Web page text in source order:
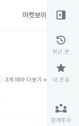
마켓보이스
3개 테마 더보기 add
right_panel_open
history
최근 본
star
내 관심
partner_exchange
함께투자